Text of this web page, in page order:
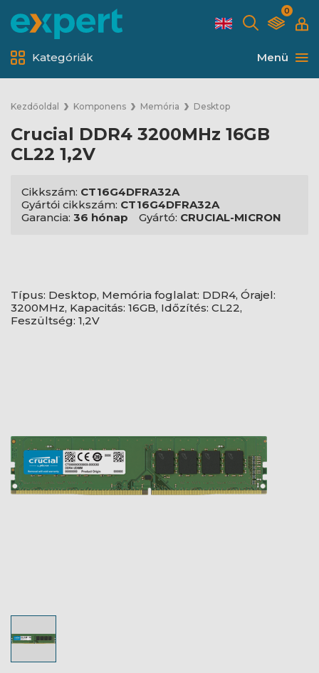
0
Menü
Kategóriák
Kezdőoldal Komponens Memória Desktop
Crucial DDR4 3200MHz 16GB
CL22 1,2V
Cikkszám: CT16G4DFRA32A
Gyártói cikkszám: CT16G4DFRA32A
Garancia: 36 hónap Gyártó: CRUCIAL-MICRON
Típus: Desktop, Memória foglalat: DDR4, Órajel:
3200MHz, Kapacitás: 16GB, Időzítés: CL22,
Feszültség: 1,2V